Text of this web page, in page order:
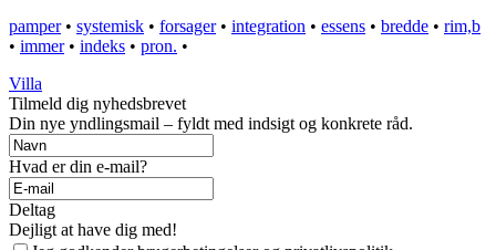
pamper• systemisk • forsager• integration • essens • bredde • rim,b
• immer• indeks • pron. •
Villa
Tilmeld dig nyhedsbrevet
Din nye yndlingsmail – fyldt med indsigt og konkrete råd.
Hvad er din e-mail?
Deltag
Dejligt at have dig med!